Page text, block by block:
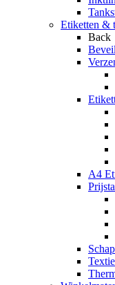
Etiketten &
Back
A4